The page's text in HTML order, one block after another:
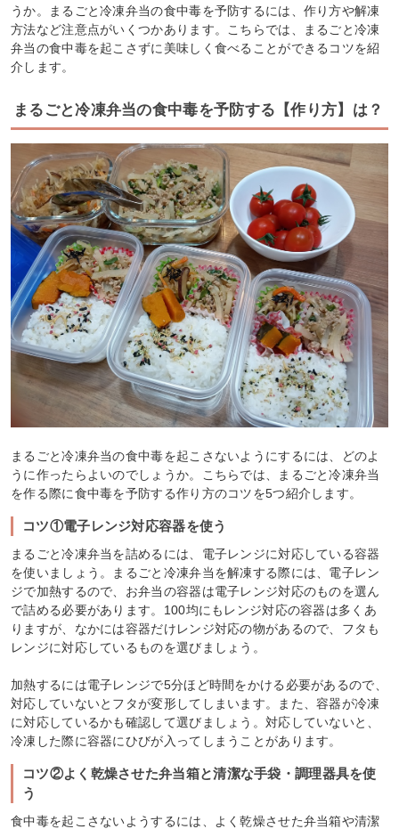
うか。まるごと冷凍弁当の食中毒を予防するには、作り方や解凍
方法など注意点がいくつかあります。こちらでは、まるごと冷凍
弁当の食中毒を起こさずに美味しく食べることができるコツを紹
介します。
まるごと冷凍弁当の食中毒を予防する【作り方】は？
まるごと冷凍弁当の食中毒を起こさないようにするには、どのよ
うに作ったらよいのでしょうか。こちらでは、まるごと冷凍弁当
を作る際に食中毒を予防する作り方のコツを5つ紹介します。
コツ①電子レンジ対応容器を使う
まるごと冷凍弁当を詰めるには、電子レンジに対応している容器
を使いましょう。まるごと冷凍弁当を解凍する際には、電子レン
ジで加熱するので、お弁当の容器は電子レンジ対応のものを選ん
で詰める必要があります。100均にもレンジ対応の容器は多くあ
りますが、なかには容器だけレンジ対応の物があるので、フタも
レンジに対応しているものを選びましょう。
加熱するには電子レンジで5分ほど時間をかける必要があるので、
対応していないとフタが変形してしまいます。また、容器が冷凍
に対応しているかも確認して選びましょう。対応していないと、
冷凍した際に容器にひびが入ってしまうことがあります。
コツ②よく乾燥させた弁当箱と清潔な手袋・調理器具を使
う
食中毒を起こさないようするには、よく乾燥させた弁当箱や清潔